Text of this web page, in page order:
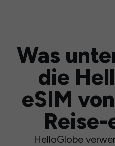
Was
die
eSIM
Reise-
HelloGlobe